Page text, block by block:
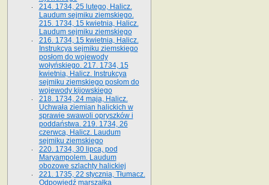
214. 1734, 25 lutego, Halicz.
Laudum sejmiku ziemskiego.
215. 1734, 15 kwietnia, Halicz.
Laudum sejmiku ziemskiego
216. 1734, 15 kwietnia, Halicz.
Instrukcya sejmiku ziemskiego
posłom do wojewody
wołyńskiego. 217. 1734, 15
kwietnia, Halicz. Instrukcya
sejmiku ziemskiego posłom do
wojewody kijowskiego
218. 1734, 24 maja, Halicz.
Uchwała ziemian halickich w
sprawie swawoli opryszków i
poddaństwa. 219. 1734, 26
czerwca, Halicz. Laudum
sejmiku ziemskiego
220. 1734, 30 lipca, pod
Maryampolem. Laudum
obozowe szlachty halickiej
221. 1735, 22 stycznia, Tłumacz.
Odpowiedź marszałka